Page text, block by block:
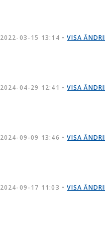
2022-03-15 13:14 •VISA
2024-04-29 12:41 •VISA
2024-09-09 13:46 •VISA
2024-09-17 11:03 •VISA